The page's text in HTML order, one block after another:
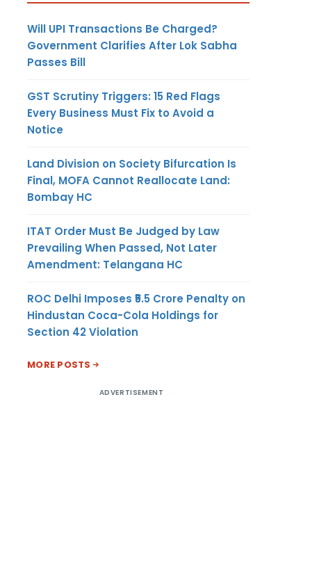
Will UPI Transactions Be Charged?
Government Clarifies After Lok Sabha
Passes Bill
GST Scrutiny Triggers: 15 Red Flags
Every Business Must Fix to Avoid a
Notice
Land Division on Society Bifurcation Is
Final, MOFA Cannot Reallocate Land:
Bombay HC
ITAT Order Must Be Judged by Law
Prevailing When Passed, Not Later
Amendment: Telangana HC
ROC Delhi Imposes ₹5.5 Crore Penalty on
Hindustan Coca-Cola Holdings for
Section 42 Violation
MORE POSTS
ADVERTISEMENT